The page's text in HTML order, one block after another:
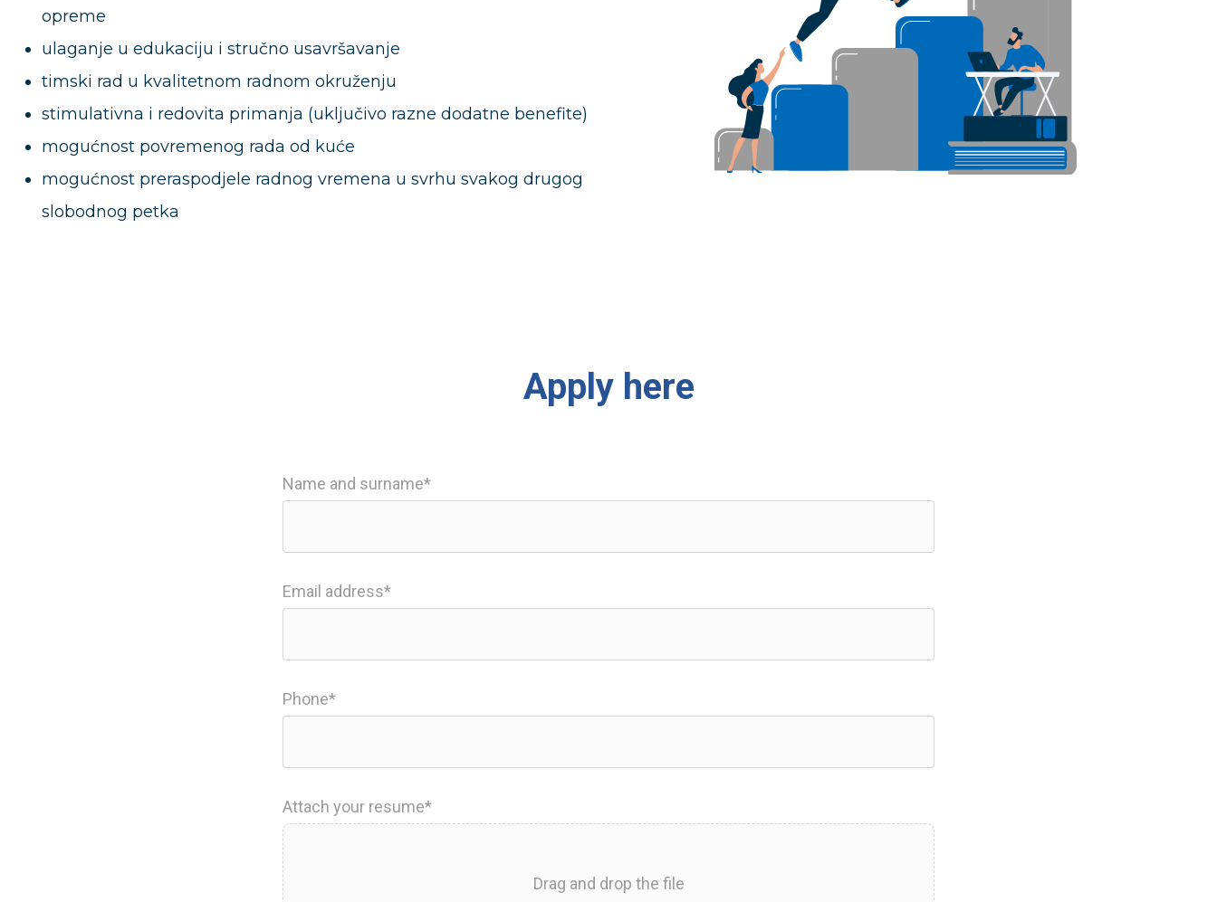
opreme
ulaganje u edukaciju i stručno usavršavanje
timski rad u kvalitetnom radnom okruženju
stimulativna i redovita primanja (uključivo razne dodatne benefite)
mogućnost povremenog rada od kuće
mogućnost preraspodjele radnog vremena u svrhu svakog drugog
slobodnog petka
Apply here
Name and surname*
Email address*
Phone*
Attach your resume*
Drag and drop the file